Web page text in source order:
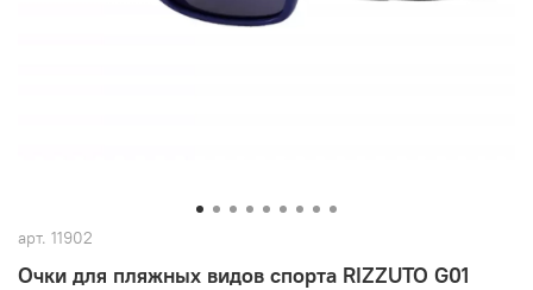
арт. 11902
Очки для пляжных видов спорта RIZZUTO G01